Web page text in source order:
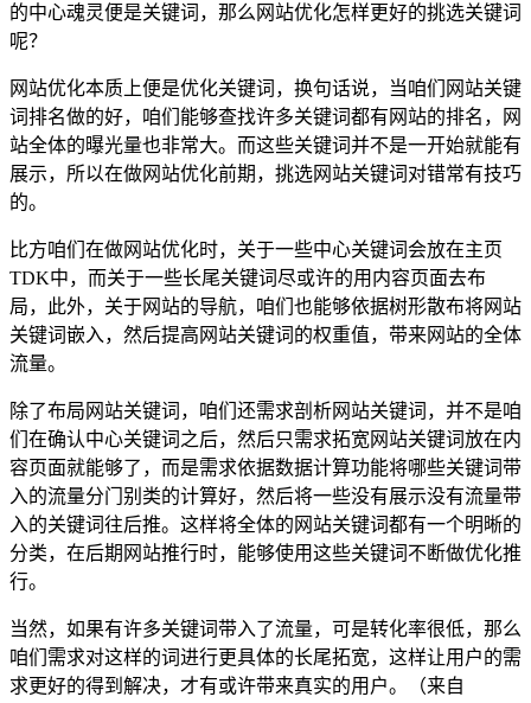
的中心魂灵便是关键词，那么网站优化怎样更好的挑选关键词
呢？
网站优化本质上便是优化关键词，换句话说，当咱们网站关键
词排名做的好，咱们能够查找许多关键词都有网站的排名，网
站全体的曝光量也非常大。而这些关键词并不是一开始就能有
展示，所以在做网站优化前期，挑选网站关键词对错常有技巧
的。
比方咱们在做网站优化时，关于一些中心关键词会放在主页
TDK中，而关于一些长尾关键词尽或许的用内容页面去布
局，此外，关于网站的导航，咱们也能够依据树形散布将网站
关键词嵌入，然后提高网站关键词的权重值，带来网站的全体
流量。
除了布局网站关键词，咱们还需求剖析网站关键词，并不是咱
们在确认中心关键词之后，然后只需求拓宽网站关键词放在内
容页面就能够了，而是需求依据数据计算功能将哪些关键词带
入的流量分门别类的计算好，然后将一些没有展示没有流量带
入的关键词往后推。这样将全体的网站关键词都有一个明晰的
分类，在后期网站推行时，能够使用这些关键词不断做优化推
行。
当然，如果有许多关键词带入了流量，可是转化率很低，那么
咱们需求对这样的词进行更具体的长尾拓宽，这样让用户的需
求更好的得到解决，才有或许带来真实的用户。（来自